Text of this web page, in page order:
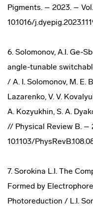
Pigments. – 2023. – Vol.
10.1016/
6. Solomonov, A.I. Ge-
angle-tunable
/ A. I. Solomonov, M. E.
Lazarenko, V. V.
A. Kozyukhin, S. A.
// Physical Review B. –
10.1103/
7. Sorokina L.I. The
Formed by
Photoreduction / L.I.